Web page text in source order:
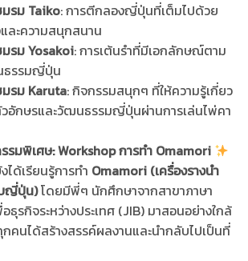
รม Taiko: การตีกลองญี่ปุ่นที่เต็มไปด้วย
ละความสนุกสนาน
รม Yosakoi: การเต้นรำที่มีเอกลักษณ์ตาม
รรมญี่ปุ่น
รม Karuta: กิจกรรมสนุกๆ ที่ให้ความรู้เกี่ยว
อักษรและวัฒนธรรมญี่ปุ่นผ่านการเล่นไพ่คา
รมพิเศษ: Workshop การทำ Omamori
ได้เรียนรู้การทำ Omamori (เครื่องรางนำ
ญี่ปุ่น)โดยมีพี่ๆ นักศึกษาจากสาขาภาษา
รกิจระหว่างประเทศ (JIB) มาสอนอย่างใกล้
คนได้สร้างสรรค์ผลงานและนำกลับไปเป็นที่